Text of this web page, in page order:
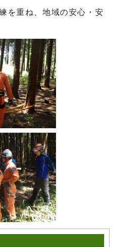
を重ね、地域の安心・安